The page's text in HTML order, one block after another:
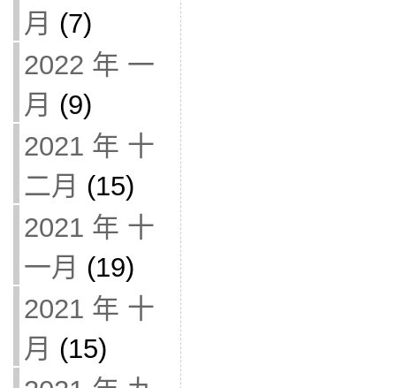
月 (7)
2022 年 一
月 (9)
2021 年 十
二月 (15)
2021 年 十
一月 (19)
2021 年 十
月 (15)